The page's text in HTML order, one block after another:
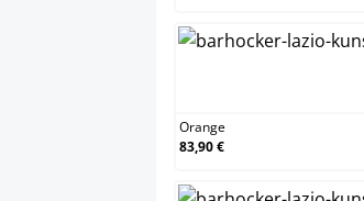
Orange
83,90 €